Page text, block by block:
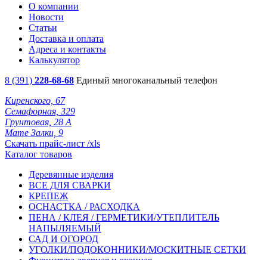
О компании
Новости
Статьи
Доставка и оплата
Адреса и контакты
Калькулятор
8 (391) 228-68-68 Единый многоканальный телефон
Киренского, 67
Семафорная, 329
Грунтовая, 28 А
Мате Залки, 9
Скачать прайс-лист /xls
Каталог товаров
Деревянные изделия
ВСЕ ДЛЯ СВАРКИ
КРЕПЕЖ
ОСНАСТКА / РАСХОДКА
ПЕНА / КЛЕЯ / ГЕРМЕТИКИ/УТЕПЛИТЕЛЬ
НАПЫЛЯЕМЫЙ
САД И ОГОРОД
УГОЛКИ/ПОДОКОННИКИ/МОСКИТНЫЕ СЕТКИ